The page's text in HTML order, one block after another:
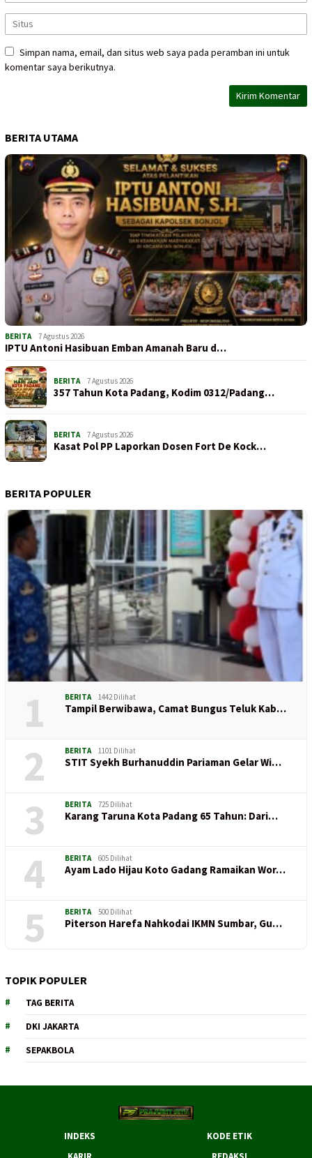
Simpan nama, email, dan situs web saya pada peramban ini untuk
komentar saya berikutnya.
BERITA UTAMA
BERITA 7 Agustus 2026
IPTU Antoni Hasibuan Emban Amanah Baru d…
BERITA 7 Agustus 2026
357 Tahun Kota Padang, Kodim 0312/Padang…
BERITA 7 Agustus 2026
Kasat Pol PP Laporkan Dosen Fort De Kock…
BERITA POPULER
1 BERITA 1442 Dilihat
Tampil Berwibawa, Camat Bungus Teluk Kab…
2 BERITA 1101 Dilihat
STIT Syekh Burhanuddin Pariaman Gelar Wi…
3 BERITA 725 Dilihat
Karang Taruna Kota Padang 65 Tahun: Dari…
4 BERITA 605 Dilihat
Ayam Lado Hijau Koto Gadang Ramaikan Wor…
5 BERITA 500 Dilihat
Piterson Harefa Nahkodai IKMN Sumbar, Gu…
TOPIK POPULER
TAG BERITA
DKI JAKARTA
SEPAKBOLA
INDEKS
KODE ETIK